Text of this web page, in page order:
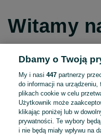
Witamy
Kontynuuj
Dbamy o Twoją
My i nasi447 partnerzy
do informacji na
plikach cookie w celu
Użytkownik może
klikając poniżej lub w
prywatności. Te wybory
i nie będą miały wpływu na